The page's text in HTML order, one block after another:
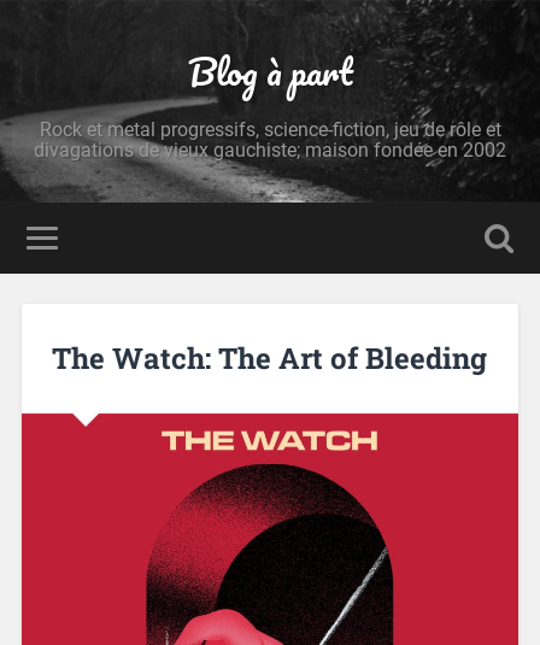
Blog à part
Rock et metal progressifs, science-fiction, jeu de rôle et
divagations de vieux gauchiste; maison fondée en 2002
The Watch: The Art of Bleeding